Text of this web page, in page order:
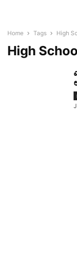
Home Tags High
High